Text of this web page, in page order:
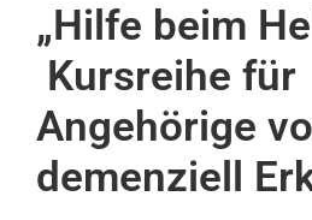
„Hilfe beim
Kursreihe für
Angehörige
demenziell